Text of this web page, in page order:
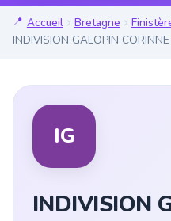
Accueil Bretagne
INDIVISION GALOPIN
IG
INDIVISION